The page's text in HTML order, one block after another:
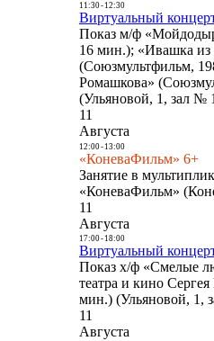
11:30- 12:30
Виртуальный
Показ м/ф
16 мин.); «Ивашка из
(Союзмультфильм,
Ромашкова»
(Ульяновой, 1, зал №
11
Августа
12:00- 13:00
«КоневаФильм» 6+
Занятие в
«КоневаФильм»
11
Августа
17:00- 18:00
Виртуальный
Показ х/ф «Смелые
театра и кино
мин.) (Ульяновой, 1,
11
Августа